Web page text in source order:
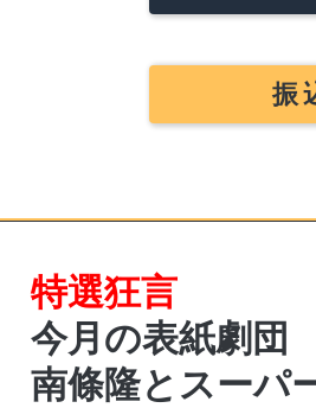
振
特選狂言
今月の表紙劇団
南條隆とスーパ